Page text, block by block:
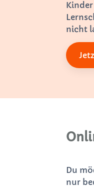
nicht
Du
nur